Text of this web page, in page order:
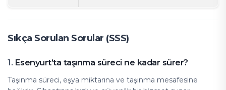
Sıkça Sorulan Sorular (SSS)
1. Esenyurt’ta taşınma süreci ne kadar sürer?
Taşınma süreci, eşya miktarına ve taşınma mesafesine